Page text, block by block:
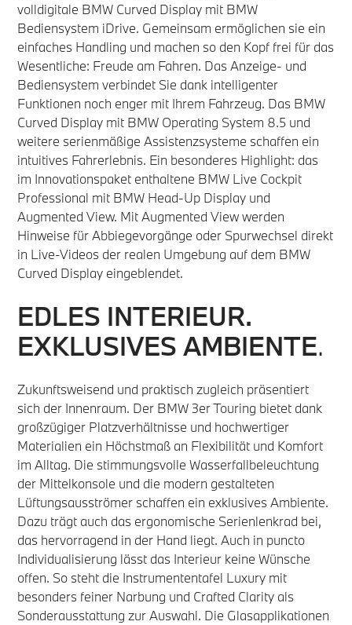
volldigitale BMW Curved Display mit BMW
Bediensystem iDrive. Gemeinsam ermöglichen sie ein
einfaches Handling und machen so den Kopf frei für das
Wesentliche: Freude am Fahren. Das Anzeige- und
Bediensystem verbindet Sie dank intelligenter
Funktionen noch enger mit Ihrem Fahrzeug. Das BMW
Curved Display mit BMW Operating System 8.5 und
weitere serienmäßige Assistenzsysteme schaffen ein
intuitives Fahrerlebnis. Ein besonderes Highlight: das
im Innovationspaket enthaltene BMW Live Cockpit
Professional mit BMW Head-Up Display und
Augmented View. Mit Augmented View werden
Hinweise für Abbiegevorgänge oder Spurwechsel direkt
in Live-Videos der realen Umgebung auf dem BMW
Curved Display eingeblendet.
EDLES INTERIEUR.
EXKLUSIVES AMBIENTE.
Zukunftsweisend und praktisch zugleich präsentiert
sich der Innenraum. Der BMW 3er Touring bietet dank
großzügiger Platzverhältnisse und hochwertiger
Materialien ein Höchstmaß an Flexibilität und Komfort
im Alltag. Die stimmungsvolle Wasserfallbeleuchtung
der Mittelkonsole und die modern gestalteten
Lüftungsausströmer schaffen ein exklusives Ambiente.
Dazu trägt auch das ergonomische Serienlenkrad bei,
das hervorragend in der Hand liegt. Auch in puncto
Individualisierung lässt das Interieur keine Wünsche
offen. So steht die Instrumententafel Luxury mit
besonders feiner Narbung und Crafted Clarity als
Sonderausstattung zur Auswahl. Die Glasapplikationen